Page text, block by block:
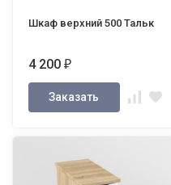
Шкаф верхний 500 Тальк
4 200₽
Заказать